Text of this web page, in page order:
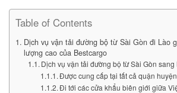
Table of Contents
Dịch vụ vận tải đường bộ từ Sài Gòn đi Lào
lượng cao của Bestcargo
Dịch vụ vận tải đường bộ từ Sài Gòn
Được cung cấp tại tất cả quận
Đi tới các cửa khẩu biên giới giữa